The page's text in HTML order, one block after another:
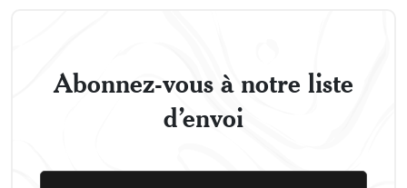
Abonnez-vous à notre liste
d’envoi